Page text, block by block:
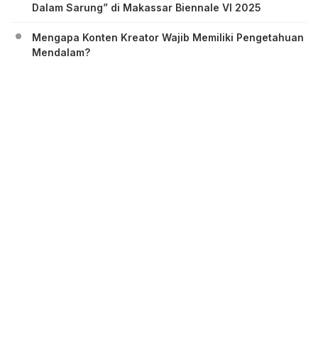
Dalam Sarung” di Makassar Biennale VI 2025
Mengapa Konten Kreator Wajib Memiliki Pengetahuan
Mendalam?